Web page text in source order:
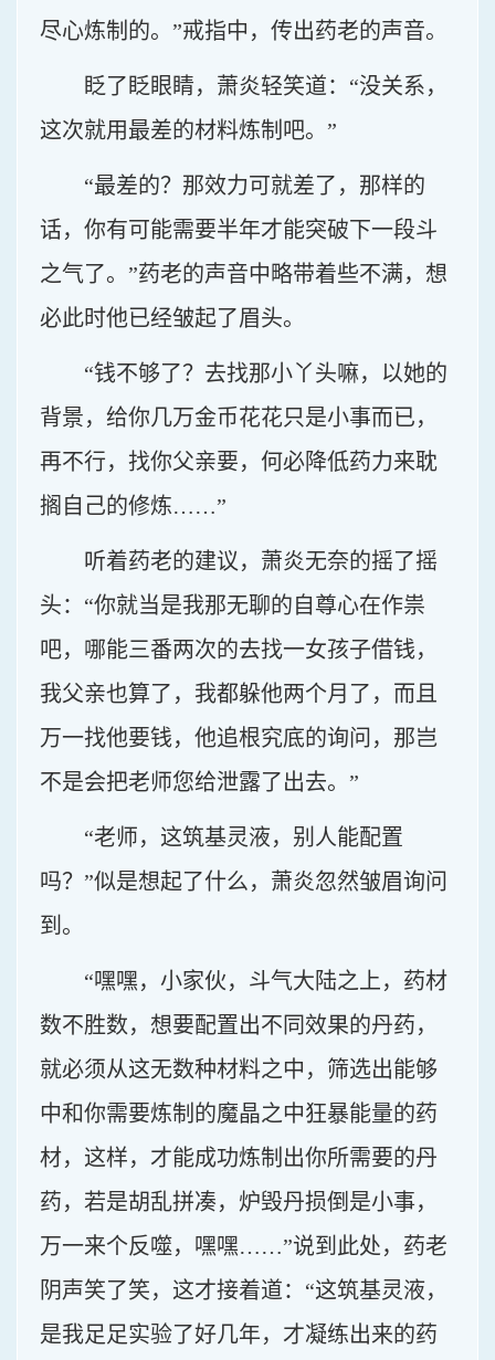
尽心炼制的。”戒指中，传出药老的声音。
眨了眨眼睛，萧炎轻笑道：“没关系，
这次就用最差的材料炼制吧。”
“最差的？那效力可就差了，那样的
话，你有可能需要半年才能突破下一段斗
之气了。”药老的声音中略带着些不满，想
必此时他已经皱起了眉头。
“钱不够了？去找那小丫头嘛，以她的
背景，给你几万金币花花只是小事而已，
再不行，找你父亲要，何必降低药力来耽
搁自己的修炼……”
听着药老的建议，萧炎无奈的摇了摇
头：“你就当是我那无聊的自尊心在作祟
吧，哪能三番两次的去找一女孩子借钱，
我父亲也算了，我都躲他两个月了，而且
万一找他要钱，他追根究底的询问，那岂
不是会把老师您给泄露了出去。”
“老师，这筑基灵液，别人能配置
吗？”似是想起了什么，萧炎忽然皱眉询问
到。
“嘿嘿，小家伙，斗气大陆之上，药材
数不胜数，想要配置出不同效果的丹药，
就必须从这无数种材料之中，筛选出能够
中和你需要炼制的魔晶之中狂暴能量的药
材，这样，才能成功炼制出你所需要的丹
药，若是胡乱拼凑，炉毁丹损倒是小事，
万一来个反噬，嘿嘿……”说到此处，药老
阴声笑了笑，这才接着道：“这筑基灵液，
是我足足实验了好几年，才凝练出来的药